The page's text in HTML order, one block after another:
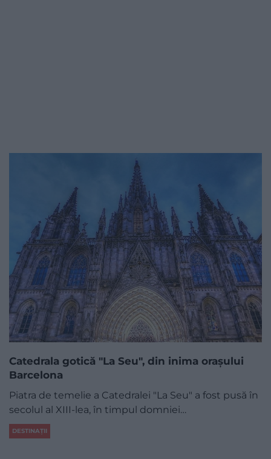
Catedrala gotică "La Seu", din inima orașului
Barcelona
Piatra de temelie a Catedralei "La Seu" a fost pusă în
secolul al XIII-lea, în timpul domniei…
DESTINAȚII